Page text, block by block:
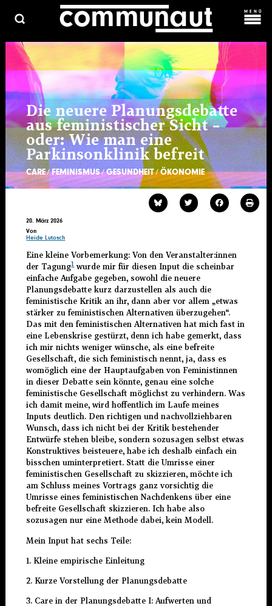
zum
Inhalt
communaut MENÜ
HAUPTMENÜ
ARCHIV
ÜBER UNS
KOSMOPROLET
KONTAKT & MITARBEIT
Die neuere Planungsdebatte
aus feministischer Sicht –
oder: Wie man eine
Parkinsonklinik befreit
CARE FEMINISMUS GESUNDHEIT ÖKONOMIE
20. März 2026
Von
Heide Lutosch
Eine kleine Vorbemerkung: Von den Veranstalter:innen
der Tagung1wurde mir für diesen Input die scheinbar
einfache Aufgabe gegeben, sowohl die neuere
Planungsdebatte kurz darzustellen als auch die
feministische Kritik an ihr, dann aber vor allem „etwas
stärker zu feministischen Alternativen überzugehen“.
Das mit den feministischen Alternativen hat mich fast in
eine Lebenskrise gestürzt, denn ich habe gemerkt, dass
ich mir nichts weniger wünsche, als eine befreite
Gesellschaft, die sich feministisch nennt, ja, dass es
womöglich eine der Hauptaufgaben von Feministinnen
in dieser Debatte sein könnte, genau eine solche
feministische Gesellschaft möglichst zu verhindern. Was
ich damit meine, wird hoffentlich im Laufe meines
Inputs deutlich. Den richtigen und nachvollziehbaren
Wunsch, dass ich nicht bei der Kritik bestehender
Entwürfe stehen bleibe, sondern sozusagen selbst etwas
Konstruktives beisteuere, habe ich deshalb einfach ein
bisschen uminterpretiert. Statt die Umrisse einer
feministischen Gesellschaft zu skizzieren, möchte ich
am Schluss meines Vortrags ganz vorsichtig die
Umrisse eines feministischen Nachdenkens über eine
befreite Gesellschaft skizzieren. Ich habe also
sozusagen nur eine Methode dabei, kein Modell.
Mein Input hat sechs Teile:
1. Kleine empirische Einleitung
2. Kurze Vorstellung der Planungsdebatte
3. Care in der Planungsdebatte I: Aufwerten und